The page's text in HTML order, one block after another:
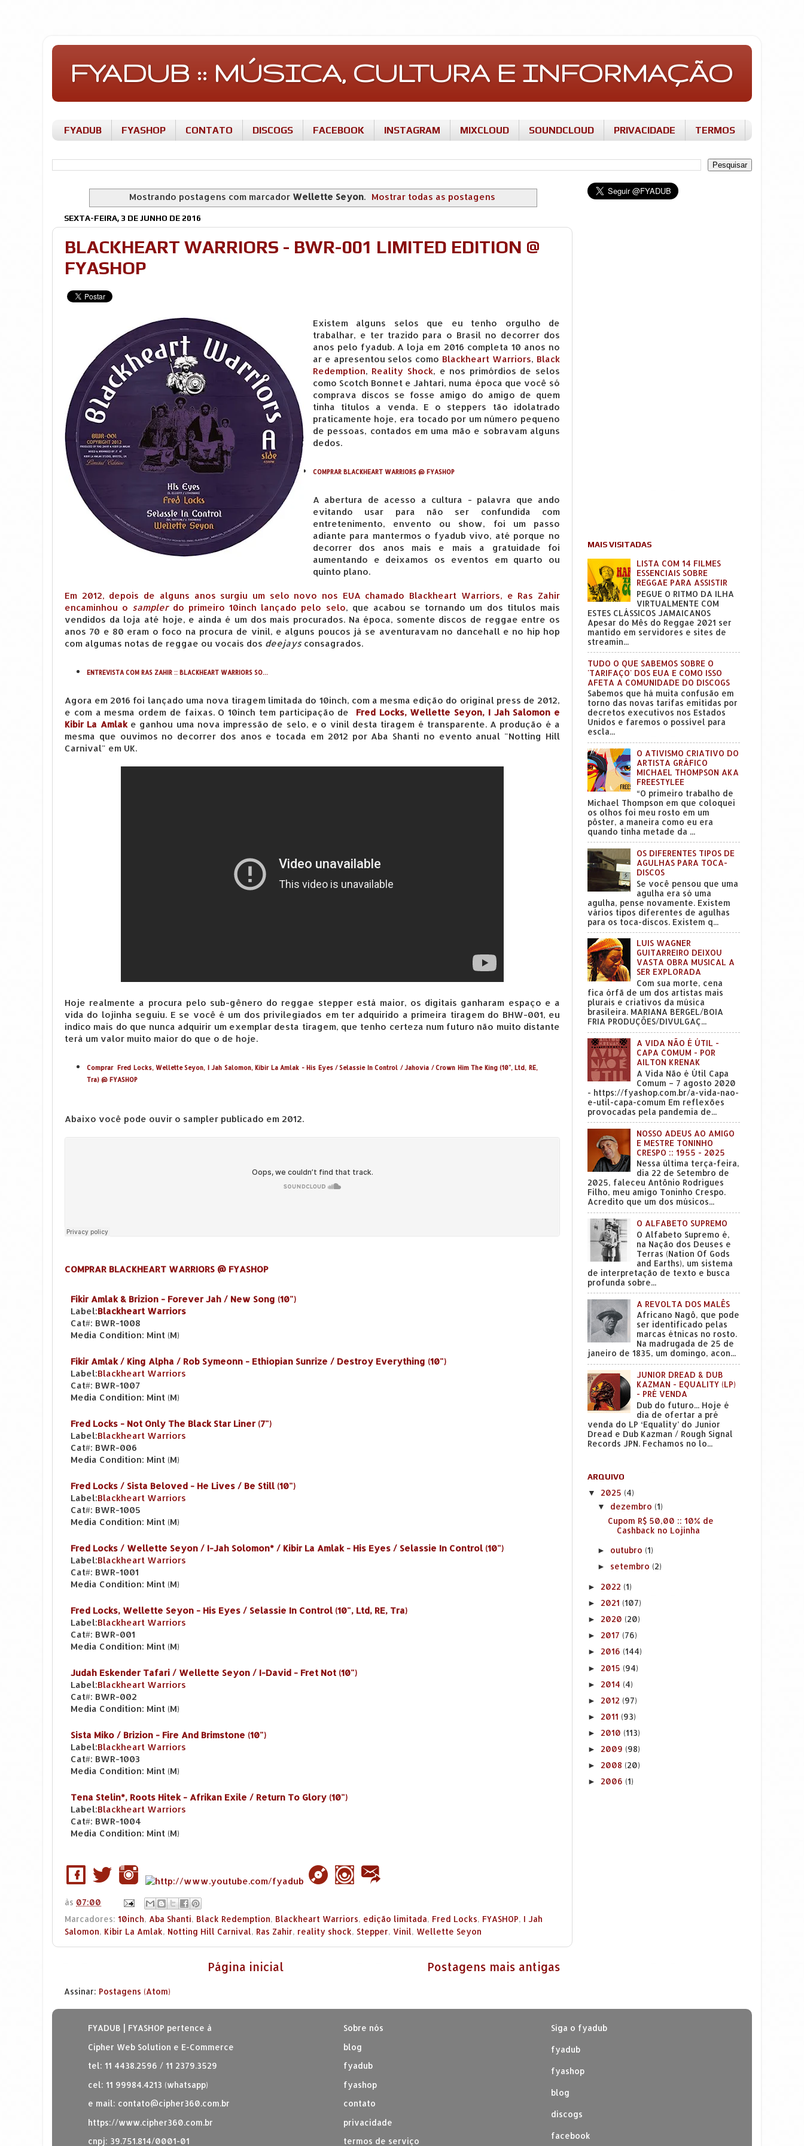
FYADUB :: MÚSICA, CULTURA E INFORMAÇÃO
FYADUB FYASHOP CONTATO DISCOGS FACEBOOK INSTAGRAM MIXCLOUD SOUNDCLOUD PRIVACIDADE TERMOS
Mostrando postagens com marcador Wellette Seyon. Mostrar todas as postagens
SEXTA-FEIRA, 3 DE JUNHO DE 2016
BLACKHEART WARRIORS - BWR-001 LIMITED EDITION @
FYASHOP
Existem alguns selos que eu tenho orgulho de
trabalhar, e ter trazido para o Brasil no decorrer dos
anos pelo fyadub. A loja em 2016 completa 10 anos no
ar e apresentou selos como Blackheart Warriors, Black
Redemption, Reality Shock, e nos primórdios de selos
como Scotch Bonnet e Jahtari, numa época que você só
comprava discos se fosse amigo do amigo de quem
tinha títulos a venda. E o steppers tão idolatrado
praticamente hoje, era tocado por um número pequeno
de pessoas, contados em uma mão e sobravam alguns
dedos.
COMPRAR BLACKHEART WARRIORS @ FYASHOP
A abertura de acesso a cultura - palavra que ando
evitando usar para não ser confundida com
entretenimento, envento ou show, foi um passo
adiante para mantermos o fyadub vivo, até porque no
decorrer dos anos mais e mais a gratuidade foi
aumentando e deixamos os eventos em quarto ou
quinto plano.
Em 2012, depois de alguns anos surgiu um selo novo nos EUA chamado Blackheart Warriors, e Ras Zahir
encaminhou o samplerdo primeiro 10inch lançado pelo selo, que acabou se tornando um dos títulos mais
vendidos da loja até hoje, e ainda é um dos mais procurados. Na época, somente discos de reggae entre os
anos 70 e 80 eram o foco na procura de vinil, e alguns poucos já se aventuravam no dancehall e no hip hop
com algumas notas de reggae ou vocais dos deejaysconsagrados.
ENTREVISTA COM RAS ZAHIR :: BLACKHEART WARRIORS SO...
Agora em 2016 foi lançado uma nova tiragem limitada do 10inch, com a mesma edição do original press de 2012,
e com a mesma ordem de faixas. O 10inch tem participação de Fred Locks, Wellette Seyon, I Jah Salomon e
Kibir La Amlake ganhou uma nova impressão de selo, e o vinil desta tiragem é transparente. A produção é a
mesma que ouvimos no decorrer dos anos e tocada em 2012 por Aba Shanti no evento anual "Notting Hill
Carnival" em UK.
Hoje realmente a procura pelo sub-gênero do reggae stepper está maior, os digitais ganharam espaço e a
vida do lojinha seguiu. E se você é um dos privilegiados em ter adquirido a primeira tiragem do BHW-001, eu
indico mais do que nunca adquirir um exemplar desta tiragem, que tenho certeza num futuro não muito distante
terá um valor muito maior do que o de hoje.
Comprar Fred Locks, Wellette Seyon, I Jah Salomon, Kibir La Amlak - His Eyes / Selassie In Control / Jahovia / Crown Him The King (10", Ltd, RE,
Tra) @ FYASHOP
Abaixo você pode ouvir o sampler publicado em 2012.
COMPRAR BLACKHEART WARRIORS @ FYASHOP
Fikir Amlak & Brizion - Forever Jah / New Song (10")
Label:Blackheart Warriors
Cat#: BWR-1008
Media Condition: Mint (M)
Fikir Amlak / King Alpha / Rob Symeonn - Ethiopian Sunrize / Destroy Everything (10")
Label:Blackheart Warriors
Cat#: BWR-1007
Media Condition: Mint (M)
Fred Locks - Not Only The Black Star Liner (7")
Label:Blackheart Warriors
Cat#: BWR-006
Media Condition: Mint (M)
Fred Locks / Sista Beloved - He Lives / Be Still (10")
Label:Blackheart Warriors
Cat#: BWR-1005
Media Condition: Mint (M)
Fred Locks / Wellette Seyon / I-Jah Solomon* / Kibir La Amlak - His Eyes / Selassie In Control (10")
Label:Blackheart Warriors
Cat#: BWR-1001
Media Condition: Mint (M)
Fred Locks, Wellette Seyon - His Eyes / Selassie In Control (10", Ltd, RE, Tra)
Label:Blackheart Warriors
Cat#: BWR-001
Media Condition: Mint (M)
Judah Eskender Tafari / Wellette Seyon / I-David - Fret Not (10")
Label:Blackheart Warriors
Cat#: BWR-002
Media Condition: Mint (M)
Sista Miko / Brizion - Fire And Brimstone (10")
Label:Blackheart Warriors
Cat#: BWR-1003
Media Condition: Mint (M)
Tena Stelin*, Roots Hitek - Afrikan Exile / Return To Glory (10")
Label:Blackheart Warriors
Cat#: BWR-1004
Media Condition: Mint (M)
às 07:00
Marcadores: 10inch, Aba Shanti, Black Redemption, Blackheart Warriors, edição limitada, Fred Locks, FYASHOP, I Jah
Salomon, Kibir La Amlak, Notting Hill Carnival, Ras Zahir, reality shock, Stepper, Vinil, Wellette Seyon
Postagens mais antigas
Página inicial
Assinar: Postagens (Atom)
MAIS VISITADAS
LISTA COM 14 FILMES
ESSENCIAIS SOBRE
REGGAE PARA ASSISTIR
PEGUE O RITMO DA ILHA
VIRTUALMENTE COM
ESTES CLÁSSICOS JAMAICANOS
Apesar do Mês do Reggae 2021 ser
mantido em servidores e sites de
streamin...
TUDO O QUE SABEMOS SOBRE O
'TARIFAÇO' DOS EUA E COMO ISSO
AFETA A COMUNIDADE DO DISCOGS
Sabemos que há muita confusão em
torno das novas tarifas emitidas por
decretos executivos nos Estados
Unidos e faremos o possível para
escla...
O ATIVISMO CRIATIVO DO
ARTISTA GRÁFICO
MICHAEL THOMPSON AKA
FREESTYLEE
“O primeiro trabalho de
Michael Thompson em que coloquei
os olhos foi meu rosto em um
pôster, a maneira como eu era
quando tinha metade da ...
OS DIFERENTES TIPOS DE
AGULHAS PARA TOCA-
DISCOS
Se você pensou que uma
agulha era só uma
agulha, pense novamente. Existem
vários tipos diferentes de agulhas
para os toca-discos. Existem q...
LUIS WAGNER
GUITARREIRO DEIXOU
VASTA OBRA MUSICAL A
SER EXPLORADA
Com sua morte, cena
fica órfã de um dos artistas mais
plurais e criativos da música
brasileira. MARIANA BERGEL/BOIA
FRIA PRODUÇÕES/DIVULGAÇ...
A VIDA NÃO É ÚTIL -
CAPA COMUM - POR
AILTON KRENAK
A Vida Não é Útil Capa
Comum – 7 agosto 2020
- https://fyashop.com.br/a-vida-nao-
e-util-capa-comum Em reflexões
provocadas pela pandemia de...
NOSSO ADEUS AO AMIGO
E MESTRE TONINHO
CRESPO :: 1955 - 2025
Nessa última terça-feira,
dia 22 de Setembro de
2025, faleceu Antônio Rodrigues
Filho, meu amigo Toninho Crespo.
Acredito que um dos músicos...
O ALFABETO SUPREMO
O Alfabeto Supremo é,
na Nação dos Deuses e
Terras (Nation Of Gods
and Earths), um sistema
de interpretação de texto e busca
profunda sobre...
A REVOLTA DOS MALÊS
Africano Nagô, que pode
ser identificado pelas
marcas étnicas no rosto.
Na madrugada de 25 de
janeiro de 1835, um domingo, acon...
JUNIOR DREAD & DUB
KAZMAN - EQUALITY (LP)
- PRÉ VENDA
Dub do futuro... Hoje é
dia de ofertar a pré
venda do LP ‘Equality’ do Junior
Dread e Dub Kazman / Rough Signal
Records JPN. Fechamos no lo...
ARQUIVO
▼ 2025 (4)
▼ dezembro (1)
Cupom R$ 50,00 :: 10% de
Cashback no Lojinha
► outubro (1)
► setembro (2)
► 2022 (1)
► 2021 (107)
► 2020 (20)
► 2017 (76)
► 2016 (144)
► 2015 (94)
► 2014 (4)
► 2012 (97)
► 2011 (93)
► 2010 (113)
► 2009 (98)
► 2008 (20)
► 2006 (1)
FYADUB | FYASHOP pertence à
Cipher Web Solution e E-Commerce
tel: 11 4438.2596 / 11 2379.3529
cel: 11 99984.4213 (whatsapp)
e mail: contato@cipher360.com.br
https://www.cipher360.com.br
cnpj: 39.751.814/0001-01
Sobre nós
blog
fyadub
fyashop
contato
privacidade
termos de serviço
Siga o fyadub
fyadub
fyashop
blog
discogs
facebook